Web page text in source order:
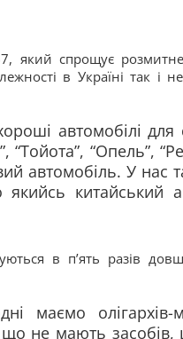
який спрощує
в Україні так і
автомобілі для
“Тойота”, “Опель”,
автомобіль. У нас
китайський
в п’ять разів
маємо олігархів-
що не мають